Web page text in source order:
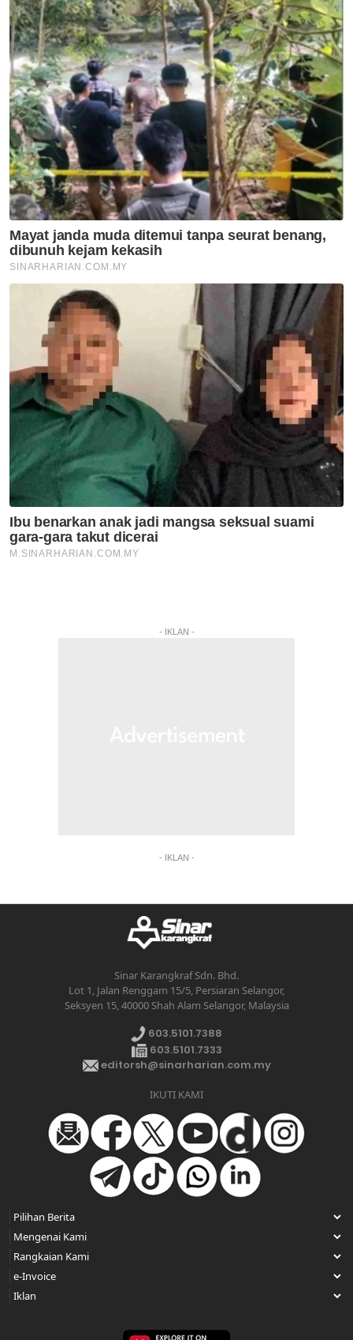
- IKLAN -
- IKLAN -
Sinar Karangkraf Sdn. Bhd.
Lot 1, Jalan Renggam 15/5, Persiaran Selangor,
Seksyen 15, 40000 Shah Alam Selangor, Malaysia
603.5101.7388
603.5101.7333
editorsh@sinarharian.com.my
IKUTI KAMI